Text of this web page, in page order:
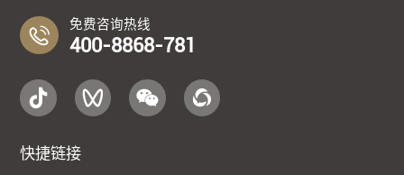
免费咨询热线
400-8868-781
快捷链接